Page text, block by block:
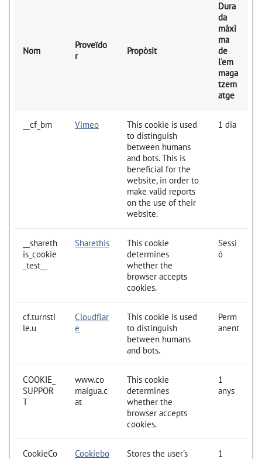
Nom
Proveïdo
r
Propòsit
Dura
da
màxi
ma
de
l'em
maga
tzem
atge
__cf_bm Vimeo
This cookie is used
to distinguish
between humans
and bots. This is
beneficial for the
website, in order to
make valid reports
on the use of their
website.
1 dia
__shareth
is_cookie
_test__
Sharethis
This cookie
determines
whether the
browser accepts
cookies.
Sessi
ó
cf.turnsti
le.u
Cloudflar
e
This cookie is used
to distinguish
between humans
and bots.
Perm
anent
COOKIE_
SUPPOR
T
www.co
maigua.c
at
This cookie
determines
whether the
browser accepts
cookies.
1
anys
CookieCo
Cookiebo
Stores the user's
1